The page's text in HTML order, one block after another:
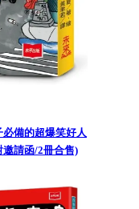
備的超爆笑好人
請函/2冊合售)